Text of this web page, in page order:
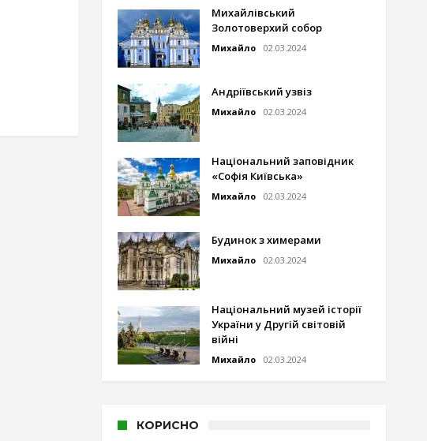
Михайлівський
Золотоверхий собор
Михайло 02.03.2024
Андріївський узвіз
Михайло 02.03.2024
Національний заповідник
«Софія Київська»
Михайло 02.03.2024
Будинок з химерами
Михайло 02.03.2024
Національний музей історії
України у Другій світовій
війні
Михайло 02.03.2024
КОРИСНО